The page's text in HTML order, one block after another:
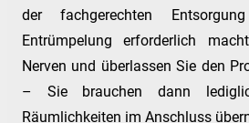
der fachgerechten
Entrümpelung erforderlich
Nerven und überlassen Sie den
– Sie brauchen dann
Räumlichkeiten im Anschluss